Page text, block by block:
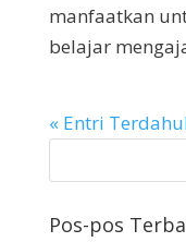
manfaatkan
belajar
« Entri
Pos-pos